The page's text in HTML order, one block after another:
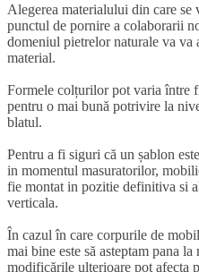
Alegerea materialului din care se
punctul de pornire a colaborarii
domeniul pietrelor naturale va va
material.
Formele colțurilor pot varia între
pentru o mai bună potrivire la
blatul.
Pentru a fi siguri că un șablon
in momentul masuratorilor,
fie montat in pozitie definitiva si
verticala.
În cazul în care corpurile de
mai bine este să asteptam pana
modificările ulterioare pot afecta